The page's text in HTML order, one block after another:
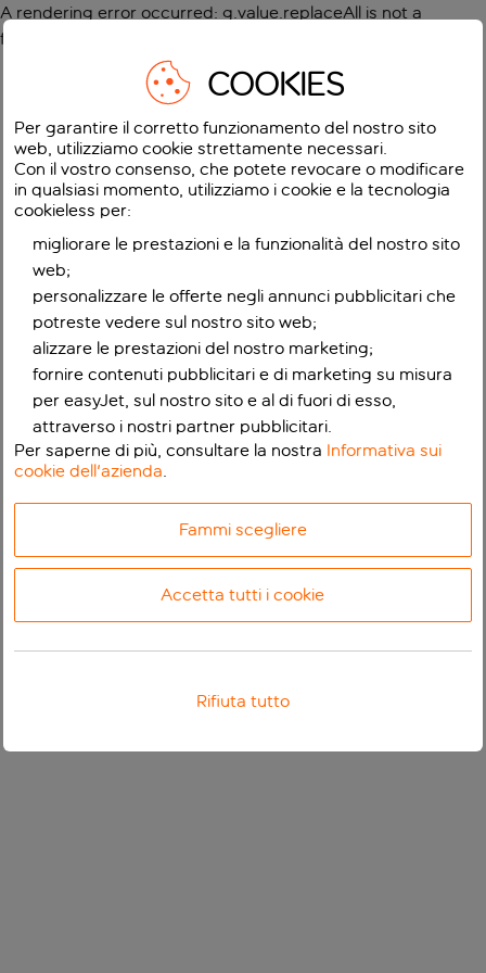
A rendering error occurred: g.value.replaceAll is not a
function
COOKIES
Per garantire il corretto funzionamento del nostro sito
web, utilizziamo cookie strettamente necessari.
Con il vostro consenso, che potete revocare o modificare
in qualsiasi momento, utilizziamo i cookie e la tecnologia
cookieless per:
migliorare le prestazioni e la funzionalità del nostro sito
web;
personalizzare le offerte negli annunci pubblicitari che
potreste vedere sul nostro sito web;
alizzare le prestazioni del nostro marketing;
fornire contenuti pubblicitari e di marketing su misura
per easyJet, sul nostro sito e al di fuori di esso,
attraverso i nostri partner pubblicitari.
Per saperne di più, consultare la nostra Informativa sui
cookie dell'azienda.
Fammi scegliere
Accetta tutti i cookie
Rifiuta tutto